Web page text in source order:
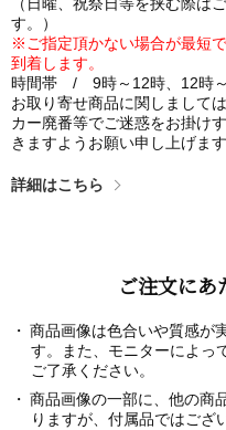
す。）
※ご指定頂かない場合が最短
到着します。
時間帯 / 9時～12時、12時
お取り寄せ商品に関しまして
カー廃番等でご迷惑をお掛け
きますようお願い申し上げます
詳細はこちら
ご注文に
商品画像は色合いや質感が
す。また、モニターによっ
ご了承ください。
商品画像の一部に、他の商
りますが、付属品ではござ